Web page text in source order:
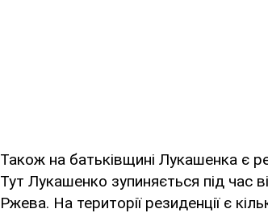
Також на батьківщині Лукашенка є
Тут Лукашенко зупиняється під час
Ржева. На території резиденції є